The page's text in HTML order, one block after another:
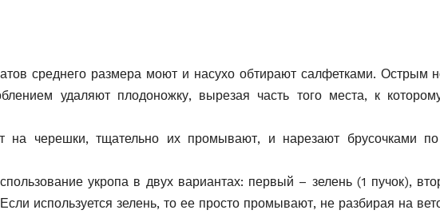
среднего размера моют и насухо обтирают салфетками. Острым
удаляют плодоножку, вырезая часть того места, к
на черешки, тщательно их промывают, и нарезают брусочками
укропа в двух вариантах: первый – зелень (1 пучок),
используется зелень, то ее просто промывают, не разбирая на